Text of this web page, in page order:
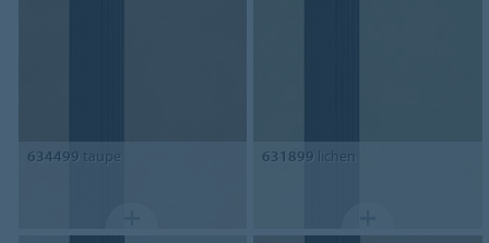
634499 taupe 631899 lichen